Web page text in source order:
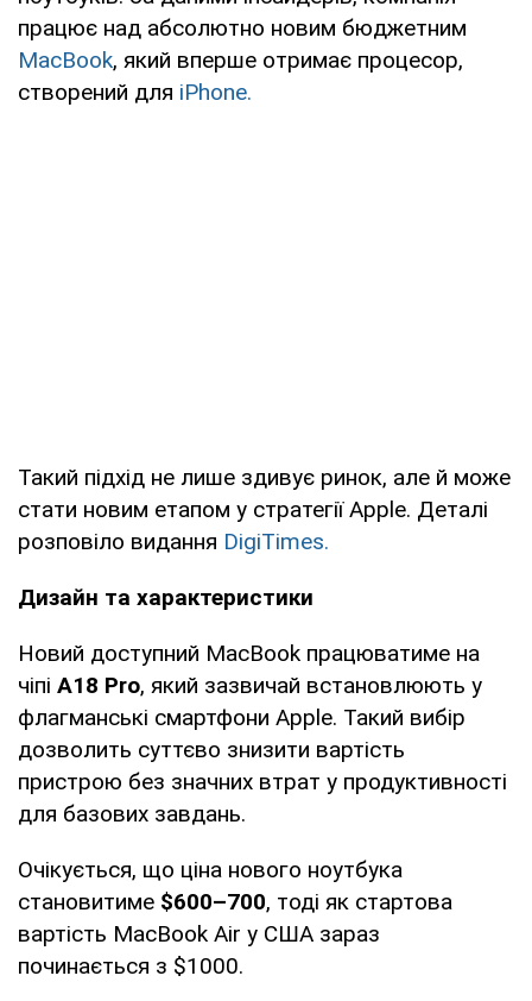
працює над абсолютно новим бюджетним
MacBook, який вперше отримає процесор,
створений для iPhone.
Такий підхід не лише здивує ринок, але й може
стати новим етапом у стратегії Apple. Деталі
розповіло видання DigiTimes.
Дизайн та характеристики
Новий доступний MacBook працюватиме на
чіпі A18 Pro, який зазвичай встановлюють у
флагманські смартфони Apple. Такий вибір
дозволить суттєво знизити вартість
пристрою без значних втрат у продуктивності
для базових завдань.
Очікується, що ціна нового ноутбука
становитиме $600–700, тоді як стартова
вартість MacBook Air у США зараз
починається з $1000.